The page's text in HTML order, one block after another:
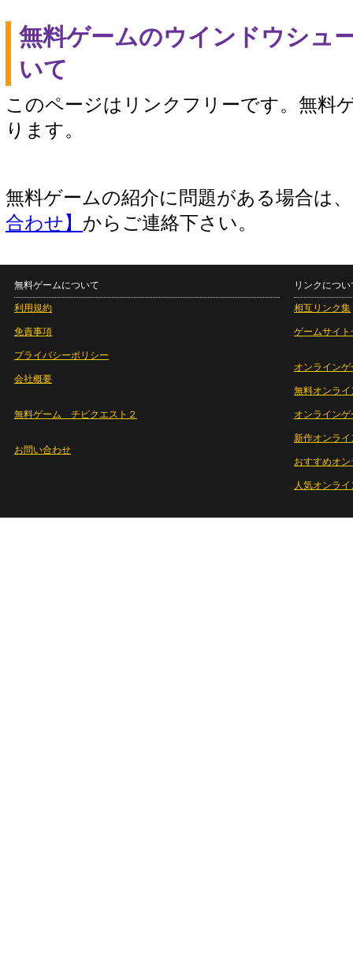
無料ゲームのウインドウシュ
いて
このページはリンクフリーです。無料
ります。
無料ゲームの紹介に問題がある場合は
合わせ】 からご連絡下さい。
無料ゲームについて
利用規約
免責事項
プライバシーポリシー
会社概要
無料ゲーム チビクエスト２
お問い合わせ
リンクについ
相互リンク集
ゲームサイト
オンラインゲ
無料オンライ
オンライン
新作オンライ
おすすめオ
人気オンラ